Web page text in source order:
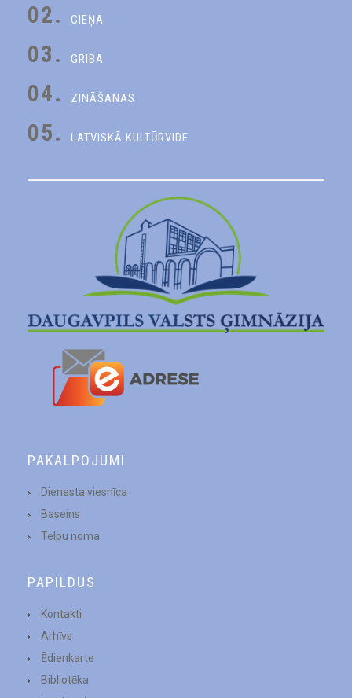
02. CIEŅA
03. GRIBA
04. ZINĀŠANAS
05. LATVISKĀ KULTŪRVIDE
PAKALPOJUMI
Dienesta viesnīca
Baseins
Telpu noma
PAPILDUS
Kontakti
Arhīvs
Ēdienkarte
Bibliotēka